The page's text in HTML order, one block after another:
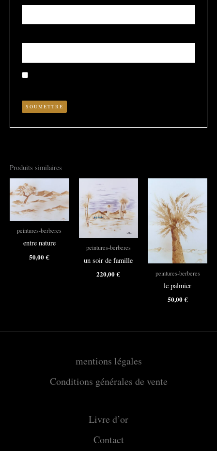
Produits similaires
peintures-berberes
entre nature
50,00€
peintures-berberes
un soir de famille
220,00€ peintures-berberes
le palmier
50,00€
mentions légales
Conditions générales de vente
Livre d’or
Contact